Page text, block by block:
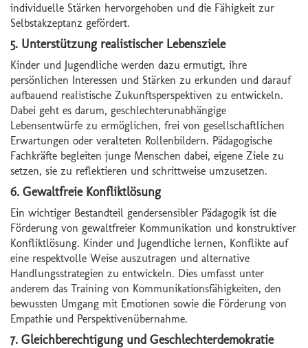
individuelle Stärken hervorgehoben und die Fähigkeit zur
Selbstakzeptanz gefördert.
5. Unterstützung realistischer Lebensziele
Kinder und Jugendliche werden dazu ermutigt, ihre
persönlichen Interessen und Stärken zu erkunden und darauf
aufbauend realistische Zukunftsperspektiven zu entwickeln.
Dabei geht es darum, geschlechterunabhängige
Lebensentwürfe zu ermöglichen, frei von gesellschaftlichen
Erwartungen oder veralteten Rollenbildern. Pädagogische
Fachkräfte begleiten junge Menschen dabei, eigene Ziele zu
setzen, sie zu reflektieren und schrittweise umzusetzen.
6. Gewaltfreie Konfliktlösung
Ein wichtiger Bestandteil gendersensibler Pädagogik ist die
Förderung von gewaltfreier Kommunikation und konstruktiver
Konfliktlösung. Kinder und Jugendliche lernen, Konflikte auf
eine respektvolle Weise auszutragen und alternative
Handlungsstrategien zu entwickeln. Dies umfasst unter
anderem das Training von Kommunikationsfähigkeiten, den
bewussten Umgang mit Emotionen sowie die Förderung von
Empathie und Perspektivenübernahme.
7. Gleichberechtigung und Geschlechterdemokratie